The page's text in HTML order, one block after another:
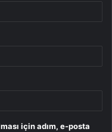
için adım, e-posta